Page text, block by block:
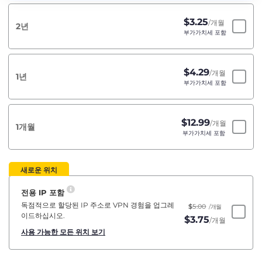
2년 $3.25/개월
부가가치세 포함
1년 $4.29/개월
부가가치세 포함
1개월 $12.99/개월
부가가치세 포함
새로운 위치
전용 IP 포함
독점적으로 할당된 IP 주소로 VPN 경험을 업그레
이드하십시오.
사용 가능한 모든 위치 보기
$5.00 /개월
$3.75/개월